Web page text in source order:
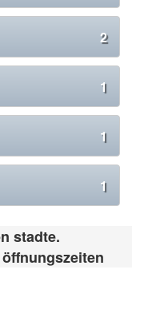
2
1
1
1
stadte.